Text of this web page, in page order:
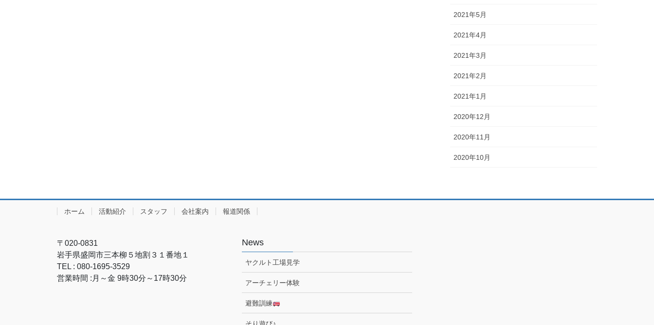
2021年5月
2021年4月
2021年3月
2021年2月
2021年1月
2020年12月
2020年11月
2020年10月
ホーム 活動紹介 スタッフ 会社案内 報道関係
〒020-0831
岩手県盛岡市三本柳５地割３１番地１
TEL : 080-1695-3529
営業時間 :月～金 9時30分～17時30分
News
ヤクルト工場見学
アーチェリー体験
避難訓練